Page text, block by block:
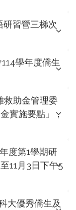
研習營三梯次
學年度僑生
救助金管理委
實施要點」，
度第1學期研
11月3日下午5
大優秀僑生及